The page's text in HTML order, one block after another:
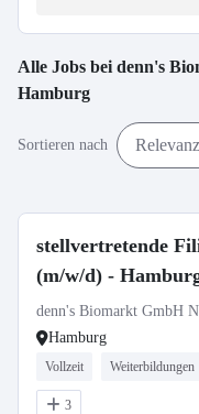
Alle Jobs bei denn's
Hamburg
Sortieren nach Relevanz
stellvertretende
(m/w/d) -
denn's Biomarkt GmbH
Hamburg
Vollzeit Weiterbildungen
3